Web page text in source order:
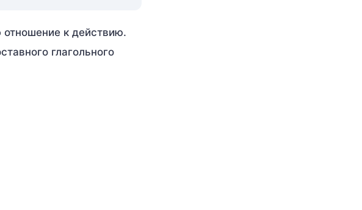
к действию.
глагольного